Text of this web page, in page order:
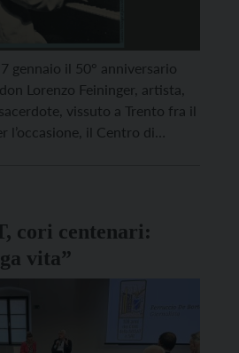
gennaio il 50° anniversario
Lorenzo Feininger, artista,
vissuto a Trento fra il
l’occasione, il Centro di
cori centenari:
vita”